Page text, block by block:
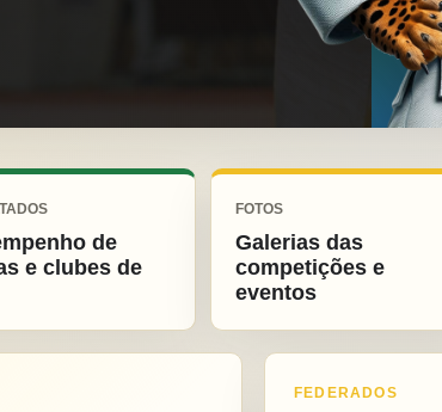
de
e clubes de
FOTOS
Galerias das
competições e
eventos
FEDERADOS